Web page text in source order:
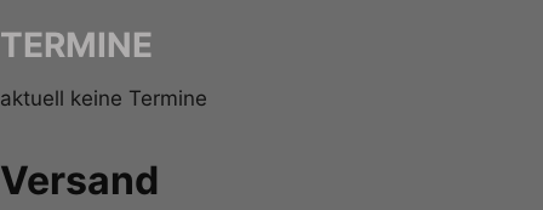
TERMINE
aktuell keine Termine
Versand